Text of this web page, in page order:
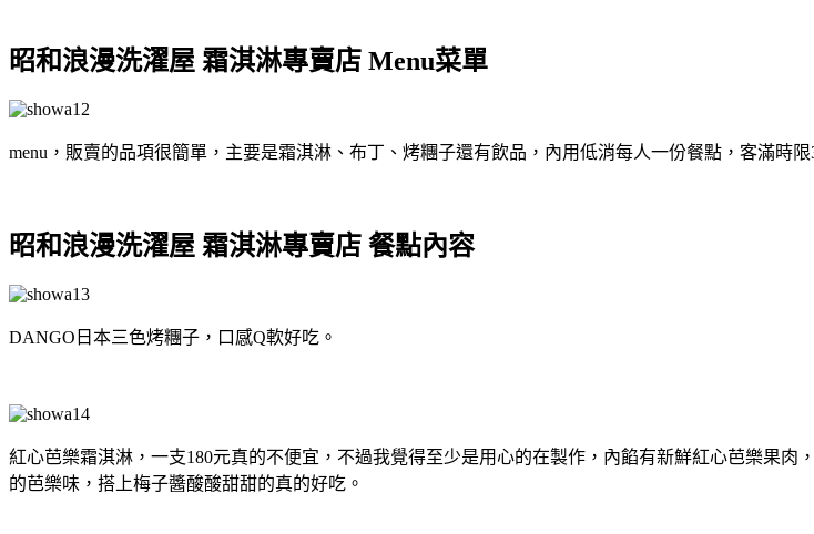
昭和浪漫洗濯屋 霜淇淋專賣店 Menu菜單
menu，販賣的品項很簡單，主要是霜淇淋、布丁、烤糰子還有飲品，內用低消每人一份餐點，客滿時
昭和浪漫洗濯屋 霜淇淋專賣店 餐點內容
DANGO日本三色烤糰子，口感Q軟好吃。
紅心芭樂霜淇淋，一支180元真的不便宜，不過我覺得至少是用心的在製作，內餡有新鮮紅心芭樂果
的芭樂味，搭上梅子醬酸酸甜甜的真的好吃。